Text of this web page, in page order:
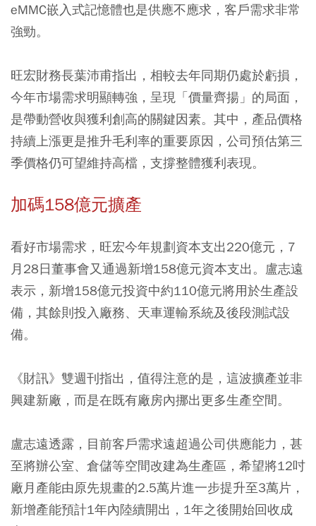
eMMC嵌入式記憶體也是供應不應求，客戶需求非常
強勁。
旺宏財務長葉沛甫指出，相較去年同期仍處於虧損，
今年市場需求明顯轉強，呈現「價量齊揚」的局面，
是帶動營收與獲利創高的關鍵因素。其中，產品價格
持續上漲更是推升毛利率的重要原因，公司預估第三
季價格仍可望維持高檔，支撐整體獲利表現。
加碼158億元擴產
看好市場需求，旺宏今年規劃資本支出220億元，7
月28日董事會又通過新增158億元資本支出。盧志遠
表示，新增158億元投資中約110億元將用於生產設
備，其餘則投入廠務、天車運輸系統及後段測試設
備。
《財訊》雙週刊指出，值得注意的是，這波擴產並非
興建新廠，而是在既有廠房內挪出更多生產空間。
盧志遠透露，目前客戶需求遠超過公司供應能力，甚
至將辦公室、倉儲等空間改建為生產區，希望將12吋
廠月產能由原先規畫的2.5萬片進一步提升至3萬片，
新增產能預計1年內陸續開出，1年之後開始回收成